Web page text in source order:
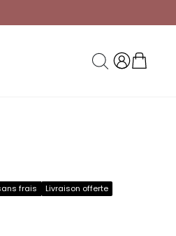
frais Livraison offerte